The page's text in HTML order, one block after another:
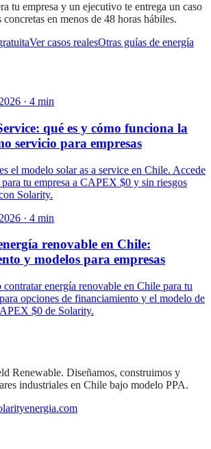
tu empresa y un ejecutivo te entrega un caso
en menos de 48 horas hábiles.
Ver casos realesOtras guías de energía
· 4 min
qué es y cómo funciona la
servicio para empresas
el modelo solar as a service en Chile. Accede
para tu empresa a CAPEX $0 y sin riesgos
Solarity.
· 4 min
renovable en Chile:
y modelos para empresas
energía renovable en Chile para tu
opciones de financiamiento y el modelo de
$0 de Solarity.
Renewable. Diseñamos, construimos y
industriales en Chile bajo modelo PPA.